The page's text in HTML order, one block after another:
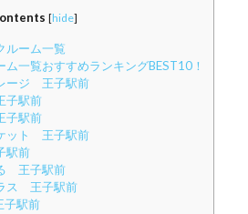
[hide]
ルーム一覧
一覧おすすめランキングBEST10！
ージ 王子駅前
駅前
駅前
ット 王子駅前
前
王子駅前
ス 王子駅前
駅前